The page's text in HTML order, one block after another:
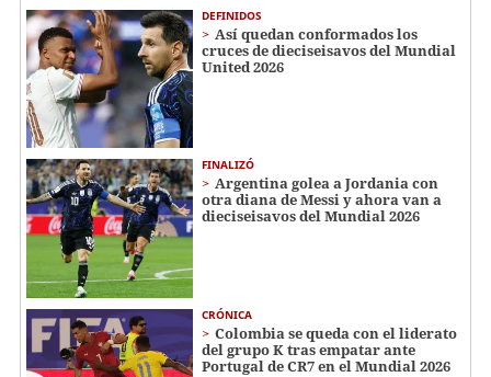
DEFINIDOS
Así quedan conformados los
cruces de dieciseisavos del Mundial
United 2026
FINALIZÓ
Argentina golea a Jordania con
otra diana de Messi y ahora van a
dieciseisavos del Mundial 2026
CRÓNICA
Colombia se queda con el liderato
del grupo K tras empatar ante
Portugal de CR7 en el Mundial 2026